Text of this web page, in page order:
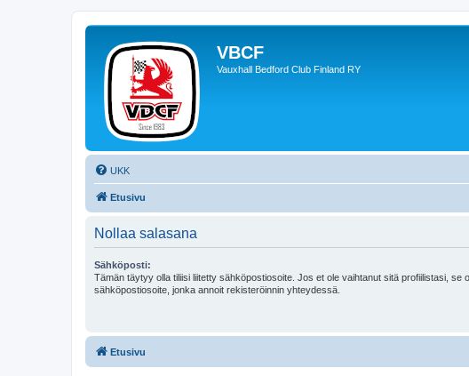
VBCF
Vauxhall Bedford Club Finland RY
UKK
Etusivu
Nollaa salasana
Sähköposti:
Tämän täytyy olla tiliisi liitetty sähköpostiosoite. Jos et ole vaihtanut sitä profiilistasi, se
sähköpostiosoite, jonka annoit rekisteröinnin yhteydessä.
Etusivu